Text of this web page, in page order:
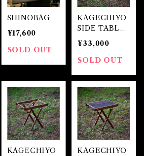
SHINOBAG
¥17,600
SOLD OUT
KAGECHIYO
SIDE TABLE
【忍】(フレー
ムのみ)
¥33,000
SOLD OUT
KAGECHIYO
KAGECHIYO